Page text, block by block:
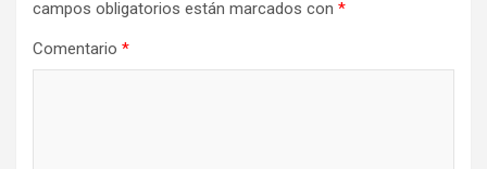
campos obligatorios están marcados con *
Comentario *